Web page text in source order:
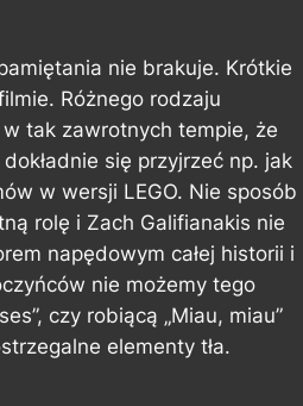
nie brakuje. Krótkie
Różnego rodzaju
tak zawrotnych tempie, że
się przyjrzeć np. jak
w wersji LEGO. Nie sposób
rolę i Zach Galifianakis nie
napędowym całej historii i
nie możemy tego
czy robiącą „Miau, miau”
elementy tła.